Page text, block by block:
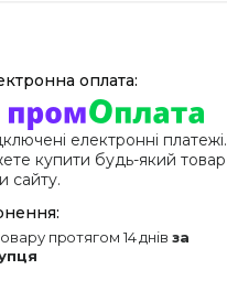
електронні платежі.
купити будь-який товар
сайту.
протягом 14 днів за